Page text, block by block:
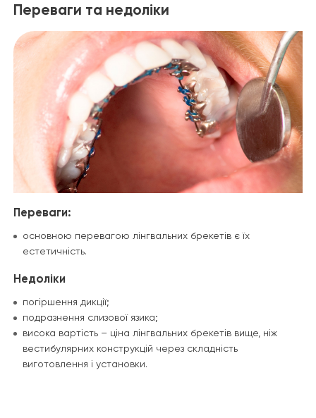
Переваги та недоліки
Переваги:
основною перевагою лінгвальних брекетів є їх
естетичність.
Недоліки
погіршення дикції;
подразнення слизової язика;
висока вартість – ціна лінгвальних брекетів вище, ніж
вестибулярних конструкцій через складність
виготовлення і установки.